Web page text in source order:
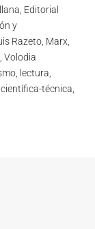
Editorial
y
Razeto, Marx,
Volodia
lectura,
técnica,